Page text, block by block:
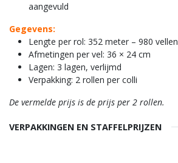
aangevuld
Gegevens:
Lengte per rol: 352 meter – 980 vellen
Afmetingen per vel: 36 × 24 cm
Lagen: 3 lagen, verlijmd
Verpakking: 2 rollen per colli
De vermelde prijs is de prijs per 2 rollen.
VERPAKKINGEN EN STAFFELPRIJZEN